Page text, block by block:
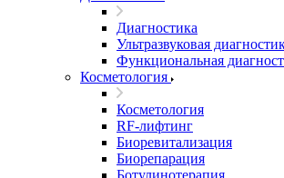
Диагностика
Ультразвуковая
Функциональная
Косметология
Косметология
RF-лифтинг
Биоревитализация
Биорепарация
Ботулинотерапия